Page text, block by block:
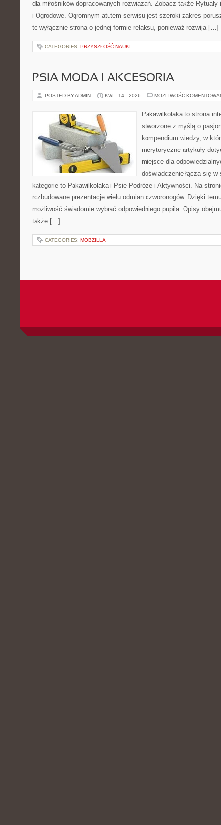
dla miłośników dopracowanych rozwiązań. Zobacz także
i Ogrodowe. Ogromnym atutem serwisu jest szeroki zakres
to wyłącznie strona o jednej formie relaksu, ponieważ rozwija […]
CATEGORIES: PRZYSZŁOŚĆ NAUKI
PSIA MODA I AKCESORIA
POSTED BY ADMIN KWI - 14 - 2026 MOŻLIWOŚĆ
Pakawilkolaka to strona
stworzone z myślą o
kompendium wiedzy, w
merytoryczne artykuły
miejsce dla
doświadczenie łączą się w
kategorie to Pakawilkolaka i Psie Podróże i Aktywności. Na
rozbudowane prezentacje wielu odmian czworonogów. Dzięki
możliwość świadomie wybrać odpowiedniego pupila. Opisy
także […]
CATEGORIES: MOBZILLA